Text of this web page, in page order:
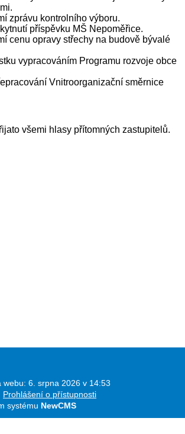
zprávu kontrolního výboru.
příspěvku MŠ Nepoměřice.
cenu opravy střechy na budově bývalé
vypracováním Programu rozvoje obce
Vnitroorganizační směrnice
všemi hlasy přítomných zastupitelů.
webu: 6. srpna 2026 v 14:53
Prohlášení o přístupnosti
systému NewCMS